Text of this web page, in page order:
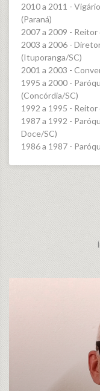
2010 a 2011 -
(Paraná)
2007 a 2009 - Reitor
2003 a 2006 -
(Ituporanga/SC)
2001 a 2003 -
1995 a 2000 -
(Concórdia/SC)
1992 a 1995 - Reitor
1987 a 1992 -
Doce/SC)
1986 a 1987 -